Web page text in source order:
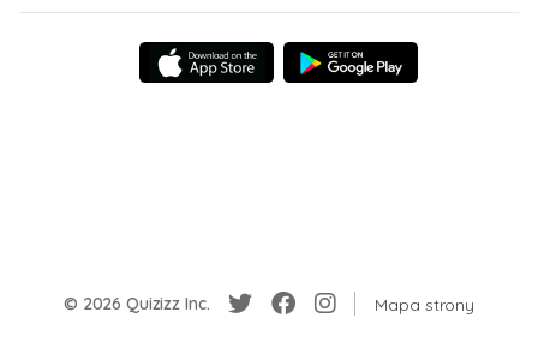
© 2026 Quizizz Inc. Mapa strony